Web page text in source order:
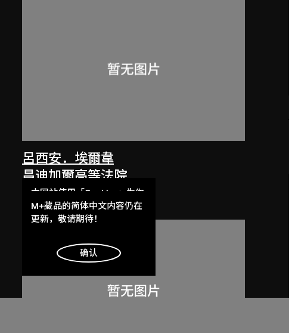
呂西安．埃爾韋
昌迪加爾高等法院
1955
本网站使用「Cookies」为你
提供最好的网站体验。
了解更多
明白
M+藏品的简体中文内容仍在
更新，敬请期待！
确认